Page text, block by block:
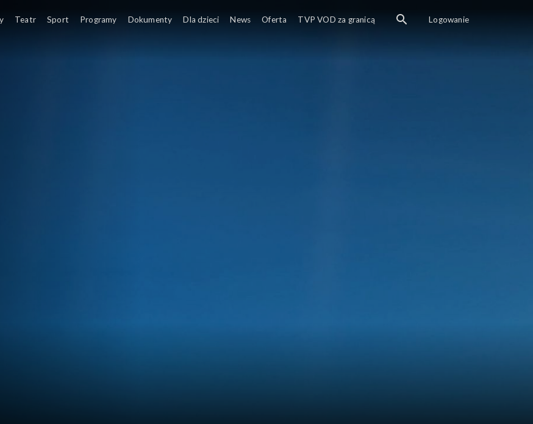
Teatr Sport Programy Dokumenty Dla dzieci News Oferta TVP VOD za granicą Logowanie